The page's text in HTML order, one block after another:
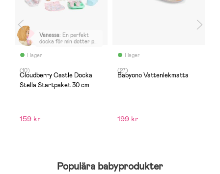
I lager
Vanessa: En perfekt
docka för min dotter på
(10)
Cloudberry Castle Docka
Stella Startpaket 30 cm
159 kr
I lager
(27)
Babyono Vattenlekmatta
199 kr
Populära babyprodukter